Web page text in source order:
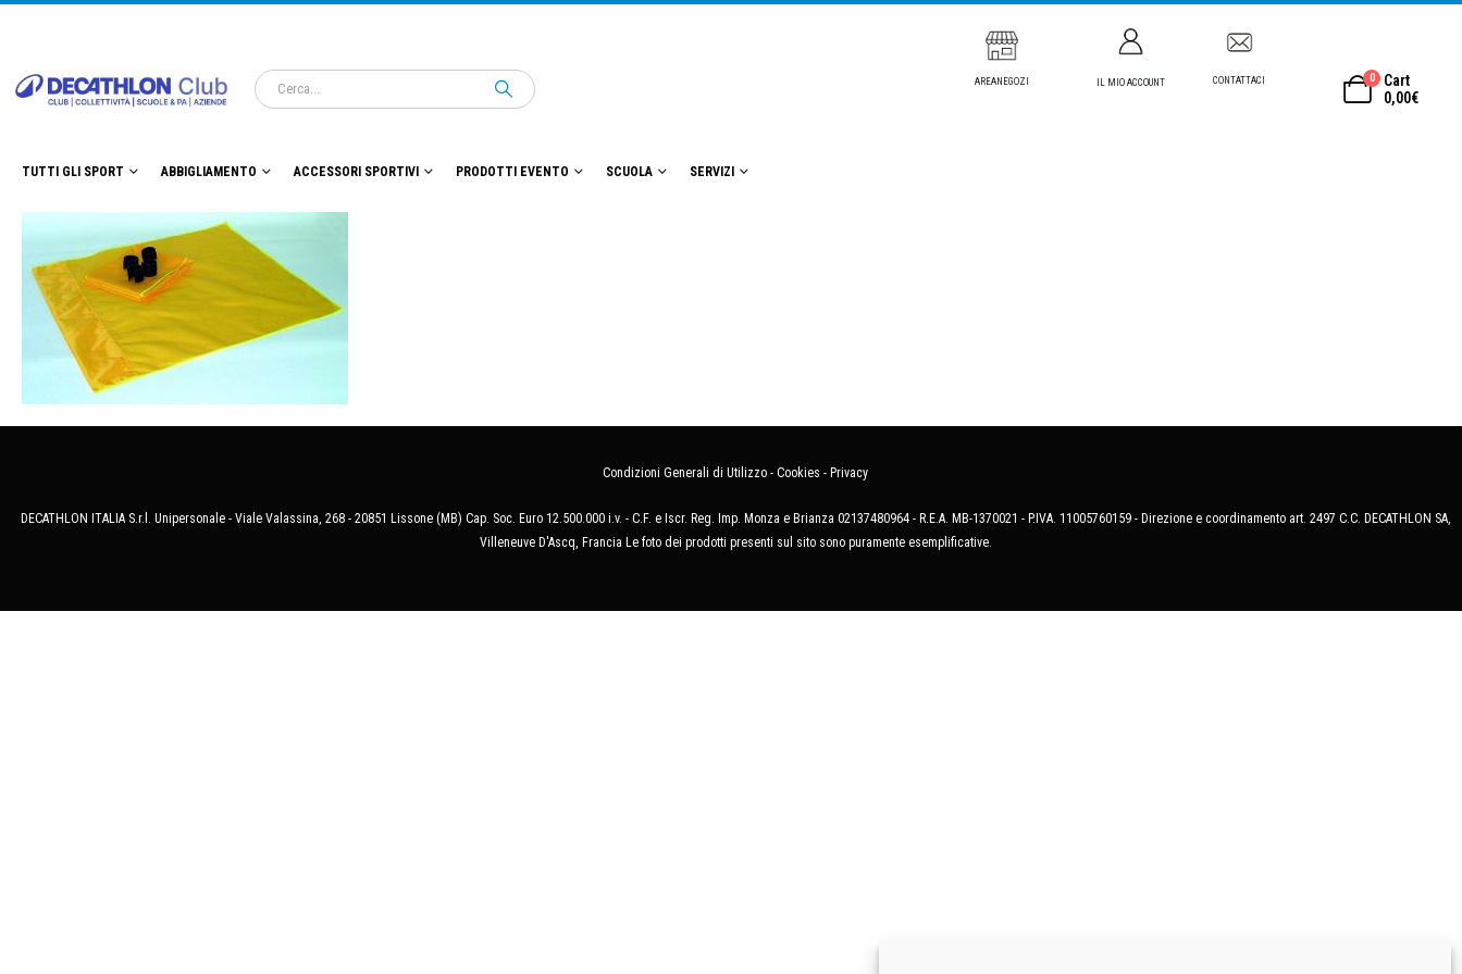
AREANEGOZI IL MIO ACCOUNT CONTATTACI 0
Cart
0,00€
TUTTI GLI SPORT ABBIGLIAMENTO ACCESSORI SPORTIVI PRODOTTI EVENTO SCUOLA SERVIZI
Condizioni Generali di Utilizzo - Cookies - Privacy
DECATHLON ITALIA S.r.l. Unipersonale - Viale Valassina, 268 - 20851 Lissone (MB) Cap. Soc. Euro 12.500.000 i.v. - C.F. e Iscr. Reg. Imp. Monza e Brianza 02137480964 - R.E.A. MB-1370021 - P.IVA. 11005760159 - Direzione e coordinamento art. 2497 C.C. DECATHLON SA,
Villeneuve D'Ascq, Francia Le foto dei prodotti presenti sul sito sono puramente esemplificative.